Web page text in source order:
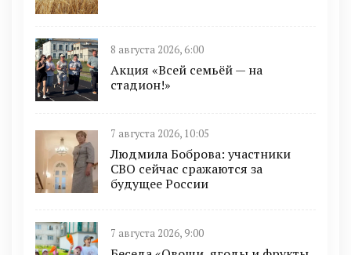
8 августа 2026, 6:00
Акция «Всей семьёй — на
стадион!»
7 августа 2026, 10:05
Людмила Боброва: участники
СВО сейчас сражаются за
будущее России
7 августа 2026, 9:00